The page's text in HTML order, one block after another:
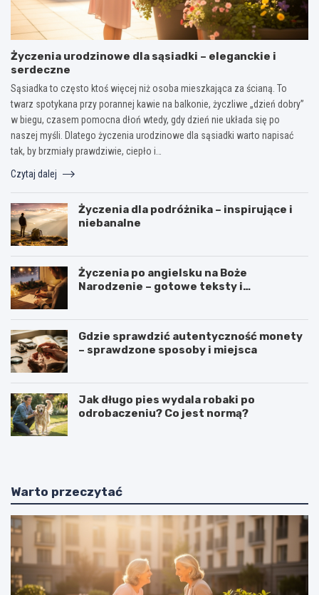
Życzenia urodzinowe dla sąsiadki – eleganckie i
serdeczne
Sąsiadka to często ktoś więcej niż osoba mieszkająca za ścianą. To
twarz spotykana przy porannej kawie na balkonie, życzliwe „dzień dobry”
w biegu, czasem pomocna dłoń wtedy, gdy dzień nie układa się po
naszej myśli. Dlatego życzenia urodzinowe dla sąsiadki warto napisać
tak, by brzmiały prawdziwie, ciepło i…
Czytaj dalej
Życzenia dla podróżnika – inspirujące i
niebanalne
Życzenia po angielsku na Boże
Narodzenie – gotowe teksty i
Gdzie sprawdzić autentyczność monety
– sprawdzone sposoby i miejsca
Jak długo pies wydala robaki po
odrobaczeniu? Co jest normą?
Warto przeczytać